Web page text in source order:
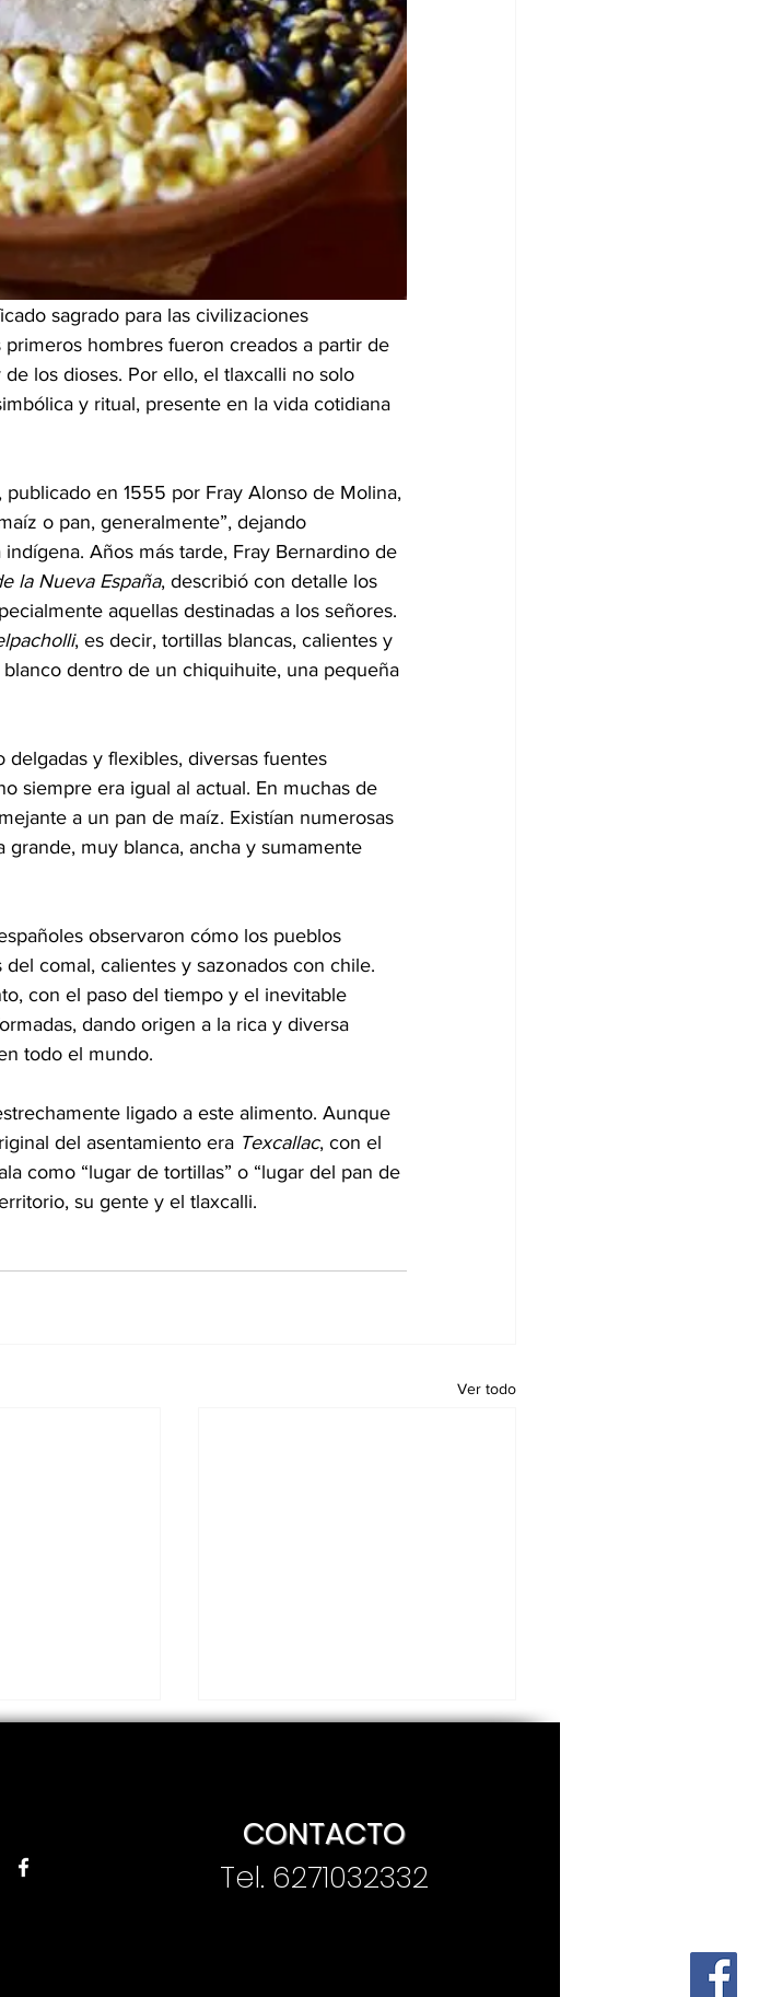
sagrado para las civilizaciones
hombres fueron creados a partir de
los dioses. Por ello, el tlaxcalli no solo
y ritual, presente en la vida cotidiana
en 1555 por Fray Alonso de Molina,
o pan, generalmente”, dejando
Años más tarde, Fray Bernardino de
la Nueva España, describió con detalle los
aquellas destinadas a los señores.
, es decir, tortillas blancas, calientes y
dentro de un chiquihuite, una pequeña
y flexibles, diversas fuentes
siempre era igual al actual. En muchas de
a un pan de maíz. Existían numerosas
grande, muy blanca, ancha y sumamente
observaron cómo los pueblos
comal, calientes y sazonados con chile.
con el paso del tiempo y el inevitable
dando origen a la rica y diversa
todo el mundo.
ligado a este alimento. Aunque
del asentamiento era Texcallac, con el
como “lugar de tortillas” o “lugar del pan de
su gente y el tlaxcalli.
Ver todo
historia
CONTACTO
Tel. 6271032332